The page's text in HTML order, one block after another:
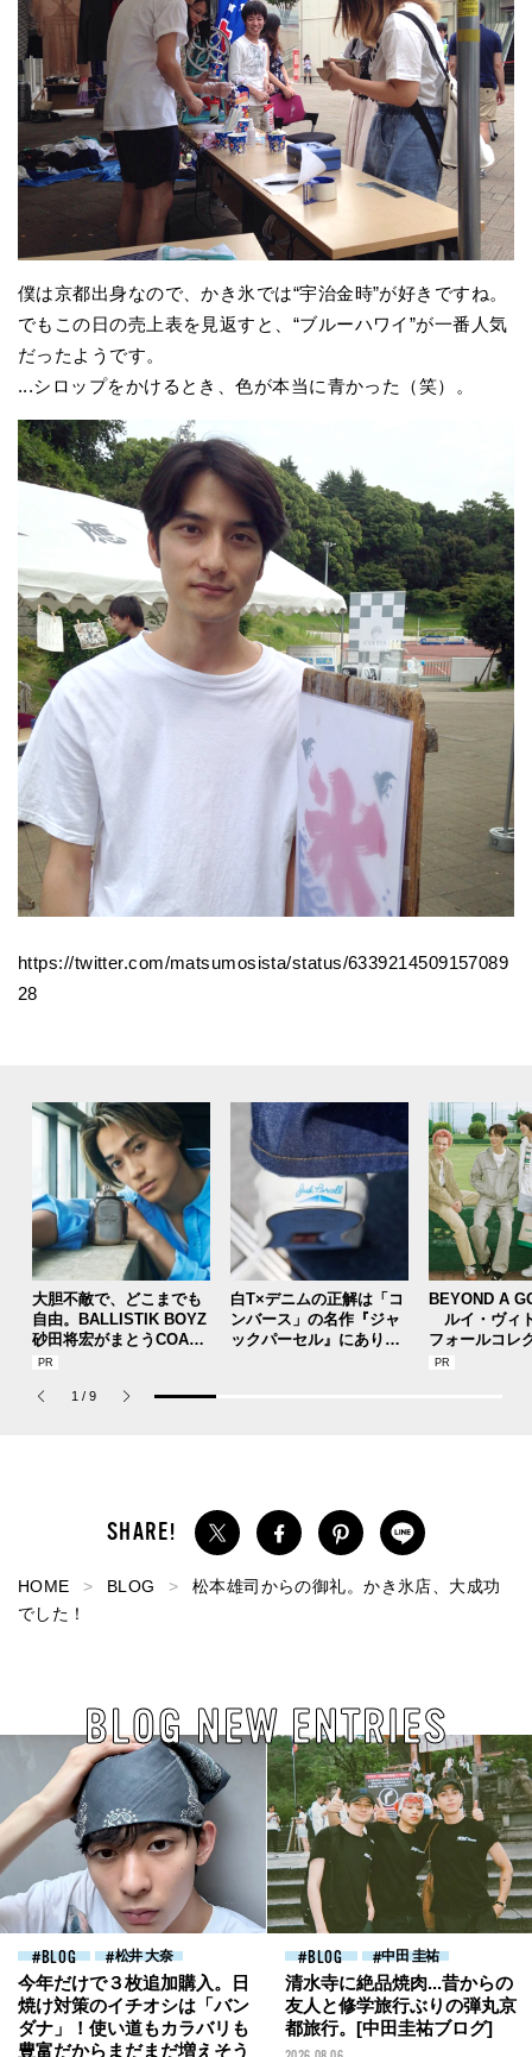
僕は京都出身なので、かき氷では“宇治金時”が好きですね。
でもこの日の売上表を見返すと、“ブルーハワイ”が一番人気
だったようです。
...シロップをかけるとき、色が本当に青かった（笑）。
https://twitter.com/matsumosista/status/6339214509157089
28
大胆不敵で、どこまでも
自由。BALLISTIK BOYZ
砂田将宏がまとうCOACH
の新作フレグランス「コ
パルファム」
白T×デニムの正解は「コ
ンバース」の名作『ジャ
ックパーセル』にあり！
BEYOND A
ルイ・ヴィ
フォールコレ
描くプレッピ
1 / 9
HOME BLOG
松本雄司からの御礼。かき氷店、大成功
でした！
BLOG NEW ENTRIES
BLOG 松井 大奈
今年だけで３枚追加購入。日
焼け対策のイチオシは「バン
ダナ」！使い道もカラバリも
豊富だからまだまだ増えそう
BLOG 中田 圭祐
清水寺に絶品焼肉...昔からの
友人と修学旅行ぶりの弾丸京
都旅行。[中田圭祐ブログ]